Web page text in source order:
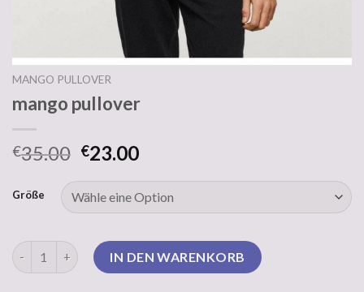
MANGO PULLOVER
mango pullover
€35.00 €23.00
Größe
mango pullover MengeIN DEN WARENKORB